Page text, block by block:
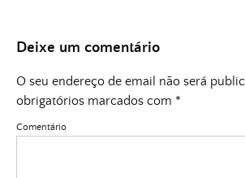
Deixe um comentário
O seu endereço de email não será
obrigatórios marcados com *
Comentário